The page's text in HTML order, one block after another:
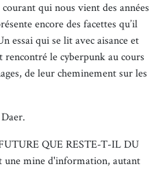
qui nous vient des années
encore des facettes qu’il
essai qui se lit avec aisance et
le cyberpunk au cours
de leur cheminement sur les
QUE RESTE-T-IL DU
une mine d'information, autant